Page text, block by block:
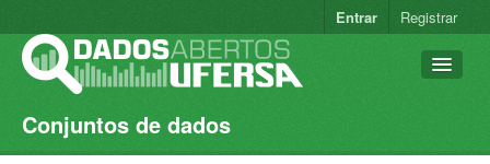
Entrar Registrar
Conjuntos de dados
Conjuntos de dados